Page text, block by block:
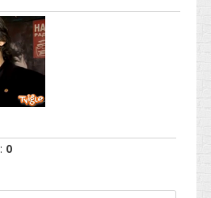
: 0